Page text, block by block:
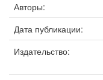
Авторы:
Дата публикации:
Издательство: